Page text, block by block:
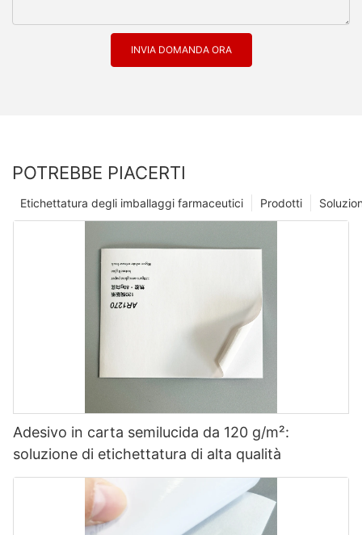
INVIA DOMANDA ORA
POTREBBE PIACERTI
Prodotti
Etichettatura degli imballaggi farmaceutici
Adesivo in carta semilucida da 120 g/m²:
soluzione di etichettatura di alta qualità